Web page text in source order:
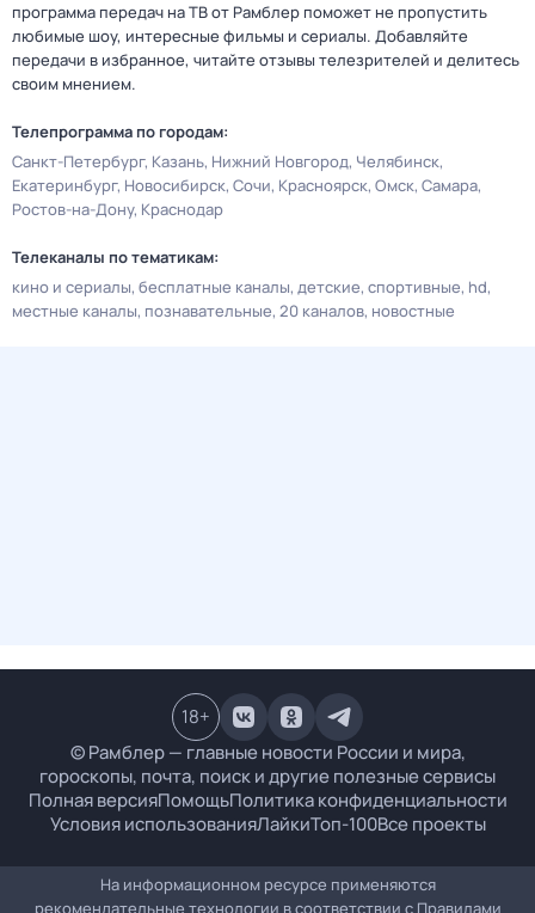
программа передач на ТВ от Рамблер поможет не пропустить
любимые шоу, интересные фильмы и сериалы. Добавляйте
передачи в избранное, читайте отзывы телезрителей и делитесь
своим мнением.
Телепрограмма по городам:
Санкт-Петербург Казань Нижний Новгород Челябинск
Екатеринбург Новосибирск Сочи Красноярск Омск Самара
Ростов-на-Дону Краснодар
Телеканалы по тематикам:
кино и сериалы бесплатные каналы детские спортивные hd
местные каналы познавательные 20 каналов новостные
© Рамблер — главные новости России и мира,
гороскопы, почта, поиск и другие полезные сервисы
Полная версияПомощьПолитика конфиденциальности
Условия использованияЛайкиТоп-100Все проекты
18+
На информационном ресурсе применяются
рекомендательные технологии в соответствии с Правилами